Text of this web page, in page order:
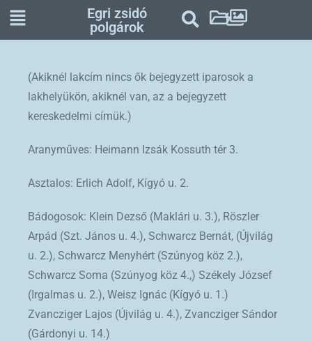
Egri zsidó
polgárok
(Akiknél lakcím nincs ők bejegyzett iparosok a
lakhelyükön, akiknél van, az a bejegyzett
kereskedelmi címük.)
Aranyműves: Heimann Izsák Kossuth tér 3.
Asztalos: Erlich Adolf, Kígyó u. 2.
Bádogosok: Klein Dezső (Maklári u. 3.), Röszler
Arpád (Szt. János u. 4.), Schwarcz Bernát, (Újvilág
u. 2.), Schwarcz Menyhért (Szúnyog köz 2.),
Schwarcz Soma (Szúnyog köz 4.,) Székely József
(Irgalmas u. 2.), Weisz Ignác (Kígyó u. 1.)
Zvancziger Lajos (Újvilág u. 4.), Zvancziger Sándor
(Gárdonyi u. 14.)